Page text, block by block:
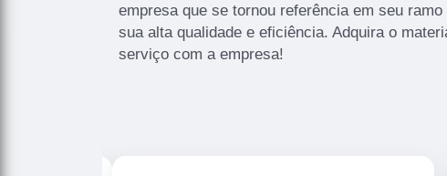
empresa que se tornou referência em seu
sua alta qualidade e eficiência. Adquira o
serviço com a empresa!